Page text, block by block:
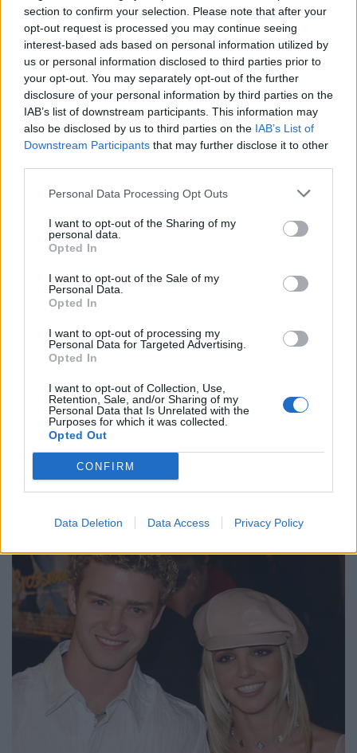
section to confirm your selection. Please note that after your
opt-out request is processed you may continue seeing
interest-based ads based on personal information utilized by
us or personal information disclosed to third parties prior to
your opt-out. You may separately opt-out of the further
disclosure of your personal information by third parties on the
IAB’s list of downstream participants. This information may
also be disclosed by us to third parties on the IAB’s List of
Downstream Participants that may further disclose it to other
Personal Data Processing Opt Outs
I want to opt-out of the Sharing of my
personal data.
Opted In
I want to opt-out of the Sale of my
Personal Data.
Opted In
I want to opt-out of processing my
Personal Data for Targeted Advertising.
Opted In
I want to opt-out of Collection, Use,
Retention, Sale, and/or Sharing of my
Personal Data that Is Unrelated with the
Purposes for which it was collected.
Opted Out
CONFIRM
Data Deletion Data Access Privacy Policy